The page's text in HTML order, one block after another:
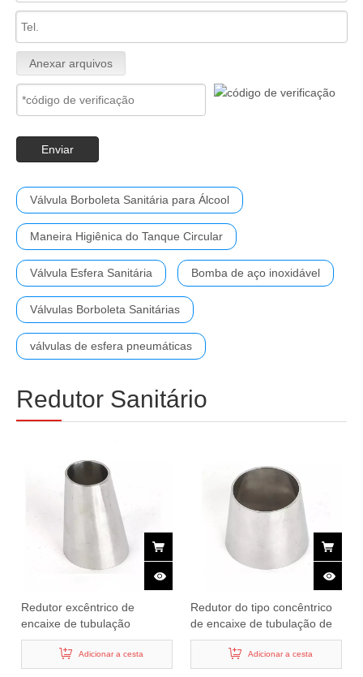
Anexar arquivos
Enviar
Válvula Borboleta Sanitária para Álcool
Maneira Higiênica do Tanque Circular
Válvula Esfera Sanitária Bomba de aço inoxidável
Válvulas Borboleta Sanitárias
válvulas de esfera pneumáticas
Redutor Sanitário
Redutor excêntrico de
encaixe de tubulação
soldada de aço inoxidável
sanitário
Adicionar a cesta
Redutor do tipo concêntrico
de encaixe de tubulação de
aço inoxidável sanitário
Adicionar a cesta